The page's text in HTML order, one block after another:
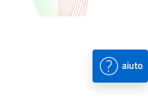
aiuto